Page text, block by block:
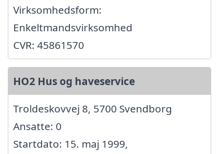
Virksomhedsform:
Enkeltmandsvirksomhed
CVR: 45861570
HO2 Hus og haveservice
Troldeskovvej 8, 5700 Svendborg
Ansatte: 0
Startdato: 15. maj 1999,